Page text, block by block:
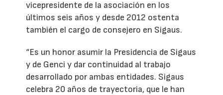
vicepresidente de la asociación en los
últimos seis años y desde 2012 ostenta
también el cargo de consejero en Sigaus.
“Es un honor asumir la Presidencia de Sigaus
y de Genci y dar continuidad al trabajo
desarrollado por ambas entidades. Sigaus
celebra 20 años de trayectoria, que le han